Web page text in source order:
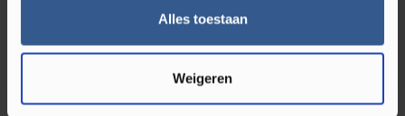
Alles toestaan
Weigeren
Voordelen van de COREtec
Essentials Herringbone